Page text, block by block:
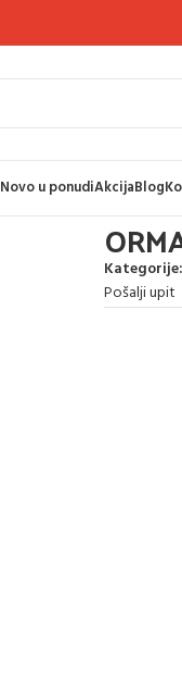
Novo u ponudiAkcijaBlog
Kategorije:
Pošalji upit